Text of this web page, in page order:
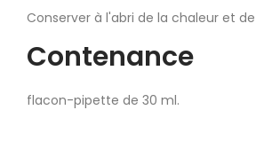
Conserver à l'abri de la chaleur et
Contenance
flacon-pipette de 30 ml.